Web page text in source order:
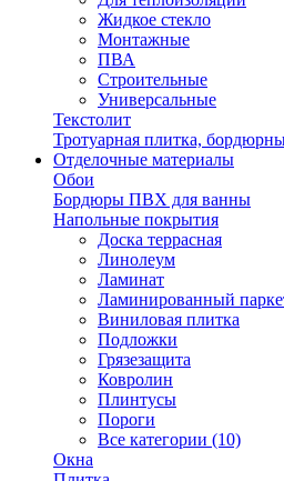
Жидкое стекло
Монтажные
ПВА
Строительные
Универсальные
Текстолит
Тротуарная плитка,
Отделочные материалы
Обои
Бордюры ПВХ для ванны
Напольные покрытия
Доска террасная
Линолеум
Ламинат
Ламинированный
Виниловая плитка
Подложки
Грязезащита
Ковролин
Плинтусы
Пороги
Все категории (10)
Окна